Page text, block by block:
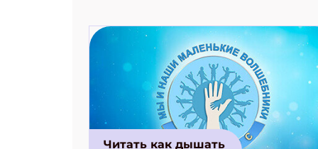
Читать как дышать